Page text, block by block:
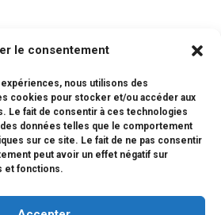
le consentement
nous utilisons des
cookies pour stocker et/ou accéder aux
Le fait de consentir à ces technologies
données telles que le comportement
sur ce site. Le fait de ne pas consentir
peut avoir un effet négatif sur
et fonctions.
PRIMAIRE
EXAMENS